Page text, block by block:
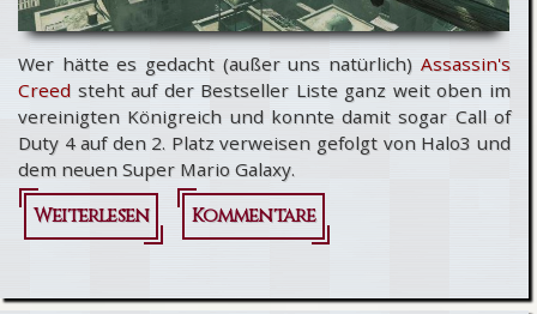
Wer hätte es gedacht (außer uns natürlich) Assassin's
Creed steht auf der Bestseller Liste ganz weit oben im
vereinigten Königreich und konnte damit sogar Call of
Duty 4 auf den 2. Platz verweisen gefolgt von Halo3 und
dem neuen Super Mario Galaxy.
Weiterlesen
über Assassin's
den
Kommentare